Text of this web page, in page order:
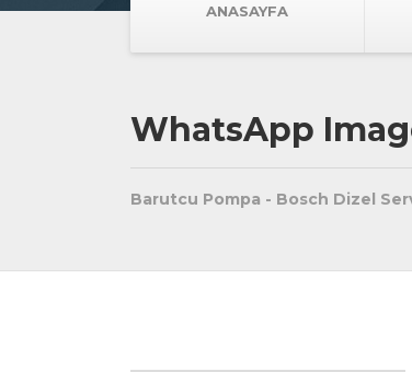
ANASAYFA
WhatsApp
Barutcu Pompa - Bosch Dizel